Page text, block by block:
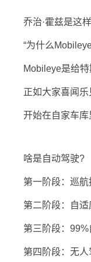
乔治·霍兹是这
“为什么
Mobileye是给
正如大家喜闻
开始在自家车
啥是自动驾驶?
第一阶段：巡航
第二阶段：自适
第三阶段：99%
第四阶段：无人